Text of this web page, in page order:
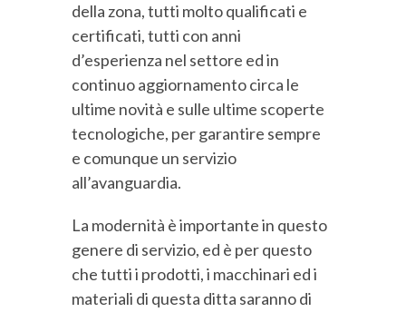
della zona, tutti molto qualificati e
certificati, tutti con anni
d’esperienza nel settore ed in
continuo aggiornamento circa le
ultime novità e sulle ultime scoperte
tecnologiche, per garantire sempre
e comunque un servizio
all’avanguardia.
La modernità è importante in questo
genere di servizio, ed è per questo
che tutti i prodotti, i macchinari ed i
materiali di questa ditta saranno di